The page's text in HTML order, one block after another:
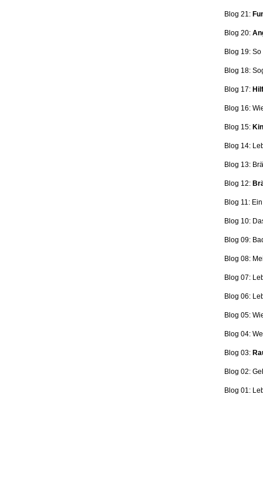
Blog 21:
Blog 20:
Blog 19:
Blog 18:
Blog 17:
Blog 16:
Blog 15:
Blog 14:
Blog 13:
Blog 12:
Blog 11:
Blog 10:
Blog 09:
Blog 08:
Blog 07:
Blog 06:
Blog 05:
Blog 04:
Blog 03:
Blog 02:
Blog 01: